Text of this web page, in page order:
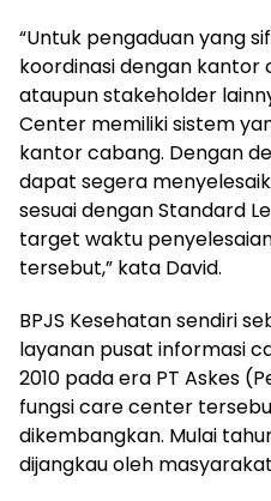
“Untuk pengaduan yang
koordinasi dengan kantor
ataupun stakeholder
Center memiliki sistem
kantor cabang. Dengan
dapat segera
sesuai dengan Standard
target waktu
tersebut,” kata David.
BPJS Kesehatan sendiri
layanan pusat informasi
2010 pada era PT Askes
fungsi care center
dikembangkan. Mulai
dijangkau oleh